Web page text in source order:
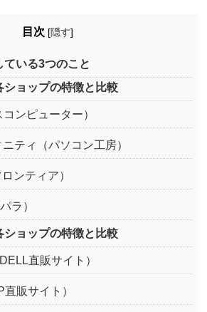
目次 [隠す]
ている3つのこと
ショップの特徴と比較
ンピューター）
ティ（パソコン工房）
ンティア）
ラ）
ショップの特徴と比較
直販サイト）
販サイト）